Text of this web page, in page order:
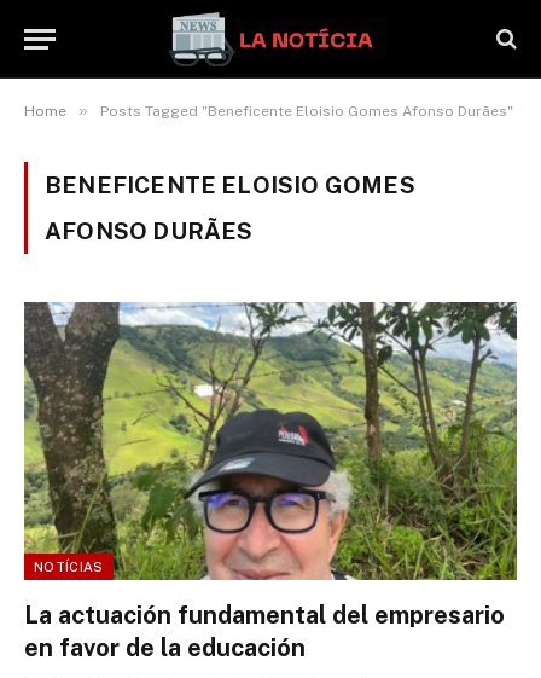
Home » Posts Tagged "Beneficente Eloisio Gomes Afonso Durães"
BENEFICENTE ELOISIO GOMES
AFONSO DURÃES
NOTÍCIAS
La actuación fundamental del empresario
en favor de la educación